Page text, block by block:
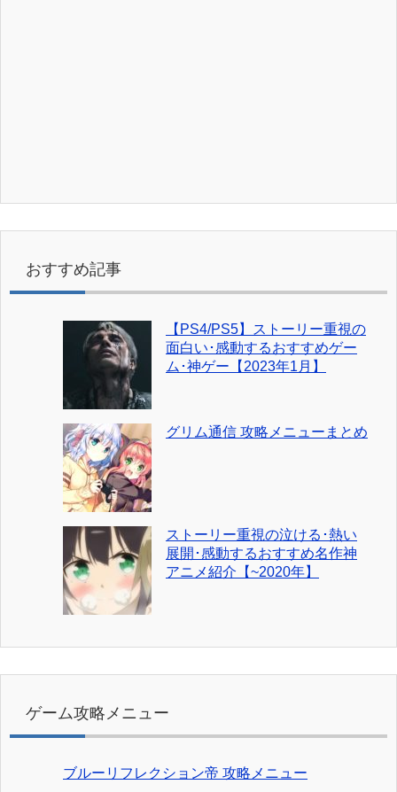
おすすめ記事
【PS4/PS5】ストーリー重視の
面白い･感動するおすすめゲー
ム･神ゲー【2023年1月】
グリム通信 攻略メニューまとめ
ストーリー重視の泣ける･熱い
展開･感動するおすすめ名作神
アニメ紹介【~2020年】
ゲーム攻略メニュー
ブルーリフレクション帝 攻略メニュー